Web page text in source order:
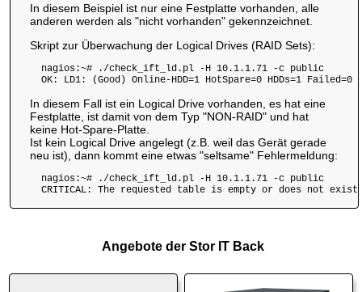
In diesem Beispiel ist nur eine Festplatte vorhanden, alle
anderen werden als "nicht vorhanden" gekennzeichnet.
Skript zur Überwachung der Logical Drives (RAID Sets):
  nagios:~# ./check_ift_ld.pl -H 10.1.1.71 -c public
OK: LD1: (Good) Online-HDD=1 HotSpare=0 HDDs=1 Failed=0
In diesem Fall ist ein Logical Drive vorhanden, es hat eine
Festplatte, ist damit von dem Typ "NON-RAID" und hat
keine Hot-Spare-Platte.
Ist kein Logical Drive angelegt (z.B. weil das Gerät gerade
neu ist), dann kommt eine etwas "seltsame" Fehlermeldung:
  nagios:~# ./check_ift_ld.pl -H 10.1.1.71 -c public
Angebote der Stor IT Back